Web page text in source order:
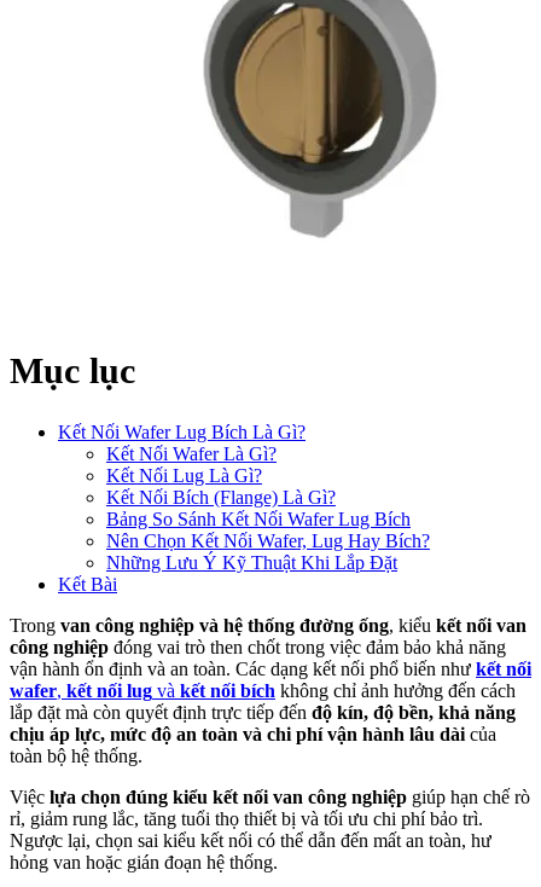
Mục lục
Kết Nối Wafer Lug Bích Là Gì?
Kết Nối Wafer Là Gì?
Kết Nối Lug Là Gì?
Kết Nối Bích (Flange) Là Gì?
Bảng So Sánh Kết Nối Wafer Lug Bích
Nên Chọn Kết Nối Wafer, Lug Hay Bích?
Những Lưu Ý Kỹ Thuật Khi Lắp Đặt
Kết Bài
Trong van công nghiệp và hệ thống đường ống, kiểu kết nối van
công nghiệp đóng vai trò then chốt trong việc đảm bảo khả năng
vận hành ổn định và an toàn. Các dạng kết nối phổ biến như kết nối
wafer, kết nối lug và kết nối bích không chỉ ảnh hưởng đến cách
lắp đặt mà còn quyết định trực tiếp đến độ kín, độ bền, khả năng
chịu áp lực, mức độ an toàn và chi phí vận hành lâu dài của
toàn bộ hệ thống.
Việc lựa chọn đúng kiểu kết nối van công nghiệp giúp hạn chế rò
rỉ, giảm rung lắc, tăng tuổi thọ thiết bị và tối ưu chi phí bảo trì.
Ngược lại, chọn sai kiểu kết nối có thể dẫn đến mất an toàn, hư
hỏng van hoặc gián đoạn hệ thống.